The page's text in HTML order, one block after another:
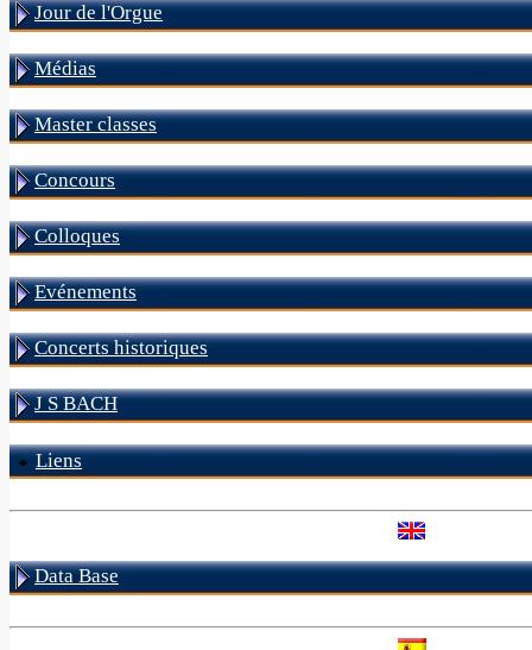
Jour de l'Orgue
Médias
Master classes
Concours
Colloques
Evénements
Concerts historiques
J S BACH
Liens
Data Base